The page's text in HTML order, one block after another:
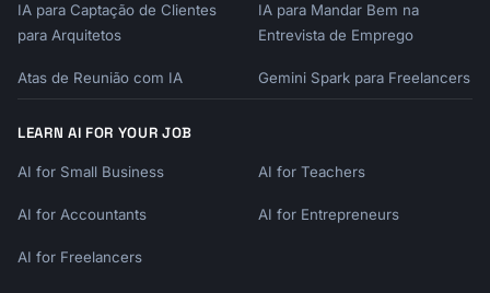
IA para Captação de Clientes
para Arquitetos
IA para Mandar Bem na
Entrevista de Emprego
Atas de Reunião com IA Gemini Spark para Freelancers
LEARN AI FOR YOUR JOB
AI for Small Business AI for Teachers
AI for Accountants AI for Entrepreneurs
AI for Freelancers